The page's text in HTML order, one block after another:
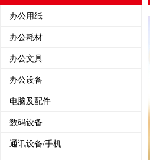
办公用纸
办公耗材
办公文具
办公设备
电脑及配件
数码设备
通讯设备/手机